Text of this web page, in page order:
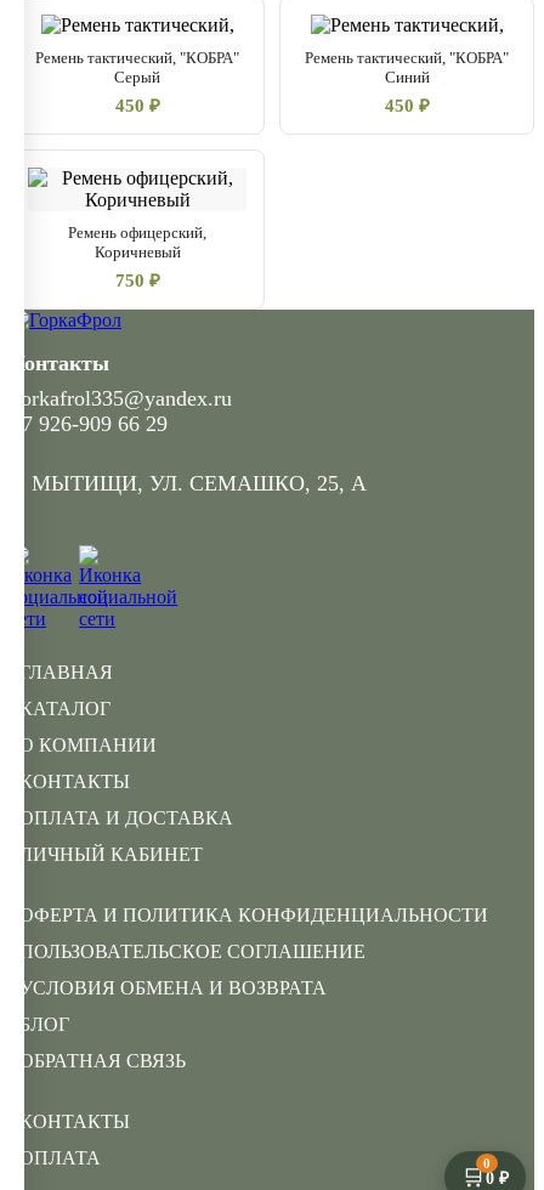
Ремень тактический, "КОБРА"
Серый
450 ₽
Ремень тактический, "КОБРА"
Синий
450 ₽
Ремень офицерский,
Коричневый
750 ₽
ГЛАВНАЯ
КАТАЛОГ
О КОМПАНИИ
КОНТАКТЫ
ОПЛАТА И ДОСТАВКА
ЛИЧНЫЙ КАБИНЕТ
ОФЕРТА И ПОЛИТИКА КОНФИДЕНЦИАЛЬНОСТИ
ПОЛЬЗОВАТЕЛЬСКОЕ СОГЛАШЕНИЕ
УСЛОВИЯ ОБМЕНА И ВОЗВРАТА
БЛОГ
ОБРАТНАЯ СВЯЗЬ
КОНТАКТЫ
ОПЛАТА
Контакты
gorkafrol335@yandex.ru
+7 926-909 66 29
Г. МЫТИЩИ, УЛ. СЕМАШКО, 25, А
🛒0
0 ₽